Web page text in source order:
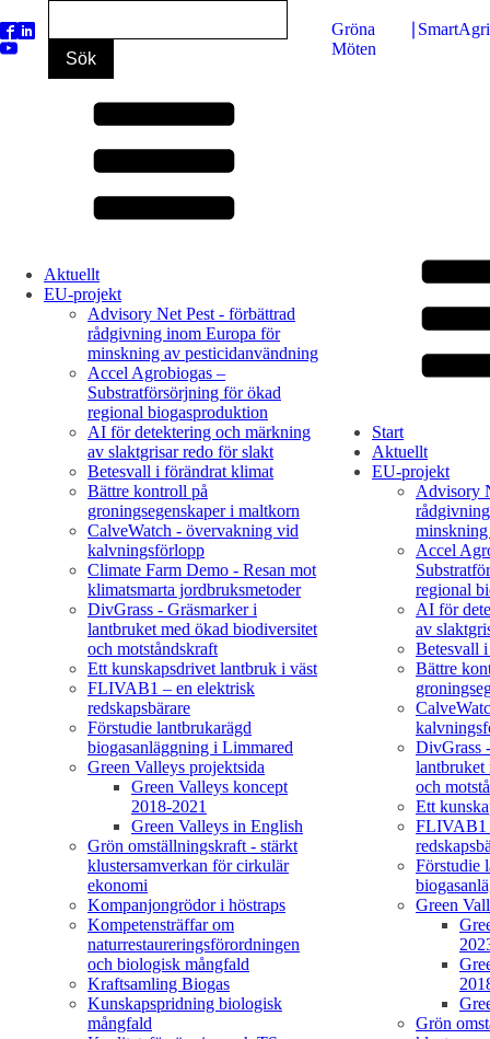
Gröna
Möten
SmartAgri
Aktuellt
EU-projekt
Advisory Net Pest - förbättrad
rådgivning inom Europa för
minskning av pesticidanvändning
Accel Agrobiogas –
Substratförsörjning för ökad
regional biogasproduktion
AI för detektering och märkning
av slaktgrisar redo för slakt
Betesvall i förändrat klimat
Bättre kontroll på
groningsegenskaper i maltkorn
CalveWatch - övervakning vid
kalvningsförlopp
Climate Farm Demo - Resan mot
klimatsmarta jordbruksmetoder
DivGrass - Gräsmarker i
lantbruket med ökad biodiversitet
och motståndskraft
Ett kunskapsdrivet lantbruk i väst
FLIVAB1 – en elektrisk
redskapsbärare
Förstudie lantbrukarägd
biogasanläggning i Limmared
Green Valleys projektsida
Green Valleys koncept
2018-2021
Green Valleys in English
Grön omställningskraft - stärkt
klustersamverkan för cirkulär
ekonomi
Kompanjongrödor i höstraps
Kompetensträffar om
naturrestaureringsförordningen
och biologisk mångfald
Kraftsamling Biogas
Kunskapspridning biologisk
mångfald
Start
Aktuellt
EU-projekt
Advisory
Accel
regional
AI för
av
Betesvall
Bättre
DivGrass
lantbruket
och
Ett
FLIVAB1
Förstudie
Green
Grön